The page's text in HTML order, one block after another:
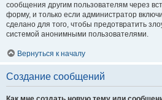
сообщения другим пользователям через
форму, и только если администратор
сделано для того, чтобы предотвратить
системой анонимными пользователями.
Вернуться к началу
Создание сообщений